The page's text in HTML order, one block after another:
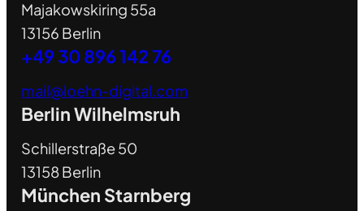
Majakowskiring 55a
13156 Berlin
+49 30 896 142 76
mail@loehn-digital.com
Berlin Wilhelmsruh
Schillerstraße 50
13158 Berlin
München Starnberg